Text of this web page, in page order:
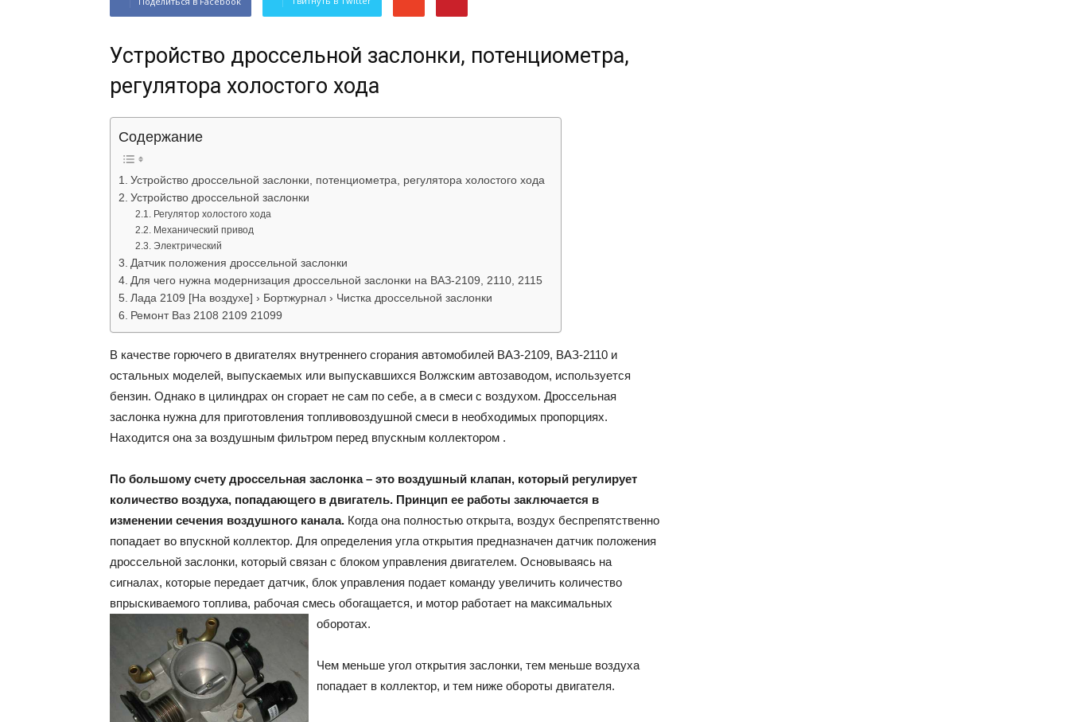
Лада
ВАЗ
Устройство дроссельной заслонки, потенциометра,
регулятора холостого хода
Содержание
Устройство дроссельной заслонки, потенциометра, регулятора холостого хода
Устройство дроссельной заслонки
Регулятор холостого хода
Механический привод
Электрический
Датчик положения дроссельной заслонки
Для чего нужна модернизация дроссельной заслонки на ВАЗ-2109, 2110, 2115
Лада 2109 [На воздухе] › Бортжурнал › Чистка дроссельной заслонки
Ремонт Ваз 2108 2109 21099
В качестве горючего в двигателях внутреннего сгорания автомобилей ВАЗ-2109, ВАЗ-2110 и
остальных моделей, выпускаемых или выпускавшихся Волжским автозаводом, используется
бензин. Однако в цилиндрах он сгорает не сам по себе, а в смеси с воздухом. Дроссельная
заслонка нужна для приготовления топливовоздушной смеси в необходимых пропорциях.
Находится она за воздушным фильтром перед впускным коллектором .
По большому счету дроссельная заслонка – это воздушный клапан, который регулирует
количество воздуха, попадающего в двигатель. Принцип ее работы заключается в
изменении сечения воздушного канала. Когда она полностью открыта, воздух беспрепятственно
попадает во впускной коллектор. Для определения угла открытия предназначен датчик положения
дроссельной заслонки, который связан с блоком управления двигателем. Основываясь на
сигналах, которые передает датчик, блок управления подает команду увеличить количество
впрыскиваемого топлива, рабочая смесь обогащается, и мотор работает на максимальных
оборотах.
Чем меньше угол открытия заслонки, тем меньше воздуха
попадает в коллектор, и тем ниже обороты двигателя.